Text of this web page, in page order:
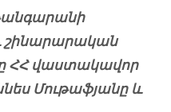
ՀՀ վաստակավոր
Մութաֆյանը և